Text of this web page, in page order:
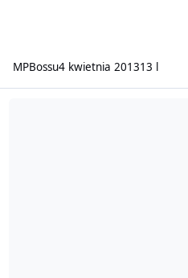
MPBossu4 kwietnia 201313 l